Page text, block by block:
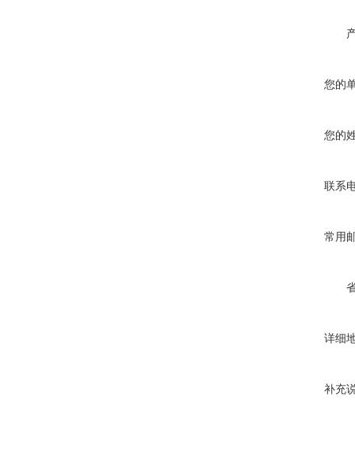
您的
您的
联系
常用
详细
补充